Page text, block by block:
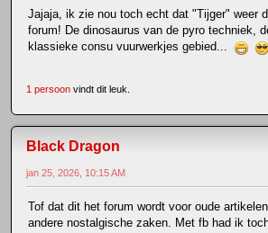
Jajaja, ik zie nou toch echt dat "Tijger" weer
forum! De dinosaurus van de pyro techniek,
klassieke consu vuurwerkjes gebied...
1 persoon vindt dit leuk.
Black Dragon
jan 25, 2026, 10:15 AM
Tof dat dit het forum wordt voor oude
andere nostalgische zaken. Met fb had ik